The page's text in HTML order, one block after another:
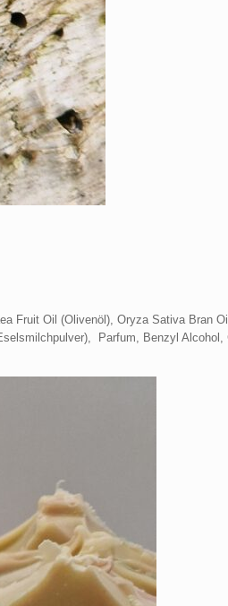
Fruit Oil (Olivenöl), Oryza Sativa Bran
Parfum, Benzyl Alcohol,